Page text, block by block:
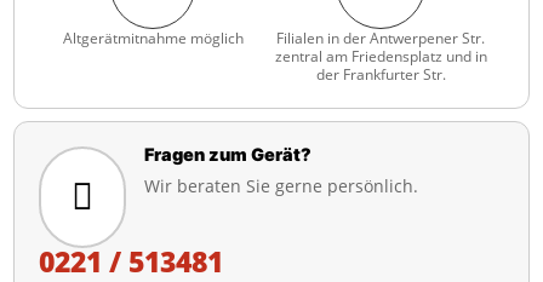
Altgerätmitnahme möglich
Filialen in der Antwerpener Str.
zentral am Friedensplatz und in
der Frankfurter Str.

Fragen zum Gerät?
Wir beraten Sie gerne persönlich.
0221 / 513481